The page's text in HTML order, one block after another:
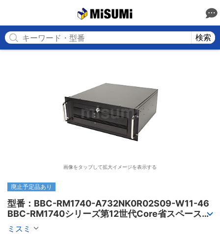
検索
画像をタップして拡大イメージを表示する
廃止予定品あり
型番：BBC-RM1740-A732NK0R02S09-W11-46
BBC-RM1740シリーズ第12世代Core省スペースラ
ックマウントFAPC4PCI・3PCIe
ミスミ